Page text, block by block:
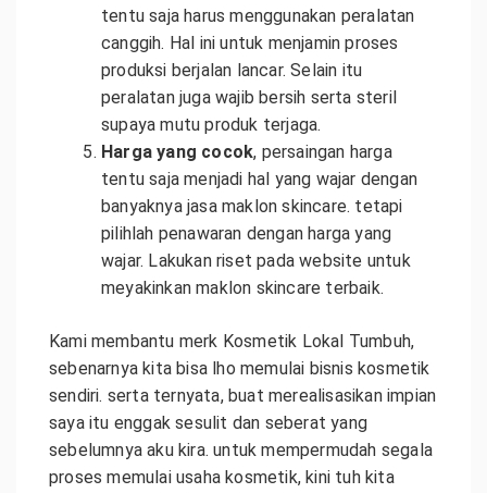
tentu saja harus menggunakan peralatan
canggih. Hal ini untuk menjamin proses
produksi berjalan lancar. Selain itu
peralatan juga wajib bersih serta steril
supaya mutu produk terjaga.
Harga yang cocok, persaingan harga
tentu saja menjadi hal yang wajar dengan
banyaknya jasa maklon skincare. tetapi
pilihlah penawaran dengan harga yang
wajar. Lakukan riset pada website untuk
meyakinkan maklon skincare terbaik.
Kami membantu merk Kosmetik Lokal Tumbuh,
sebenarnya kita bisa lho memulai bisnis kosmetik
sendiri. serta ternyata, buat merealisasikan impian
saya itu enggak sesulit dan seberat yang
sebelumnya aku kira. untuk mempermudah segala
proses memulai usaha kosmetik, kini tuh kita